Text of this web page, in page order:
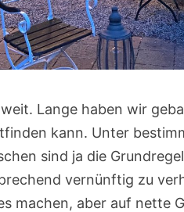
Lange haben wir
kann. Unter
sind ja die
vernünftig zu
machen, aber auf nette